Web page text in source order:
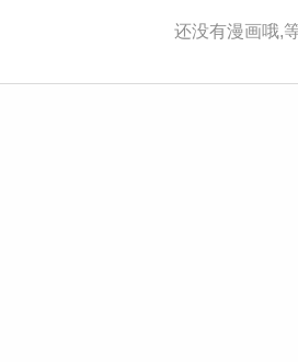
还没有漫画哦,